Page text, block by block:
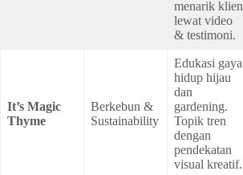
menarik klien
lewat video
& testimoni.
It’s Magic
Thyme
Berkebun &
Sustainability
Edukasi gaya
hidup hijau
dan
gardening.
Topik tren
dengan
pendekatan
visual kreatif.